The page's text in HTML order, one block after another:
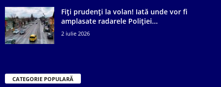
Fiți prudenți la volan! Iată unde vor fi
amplasate radarele Poliției...
2 iulie 2026
CATEGORIE POPULARĂ